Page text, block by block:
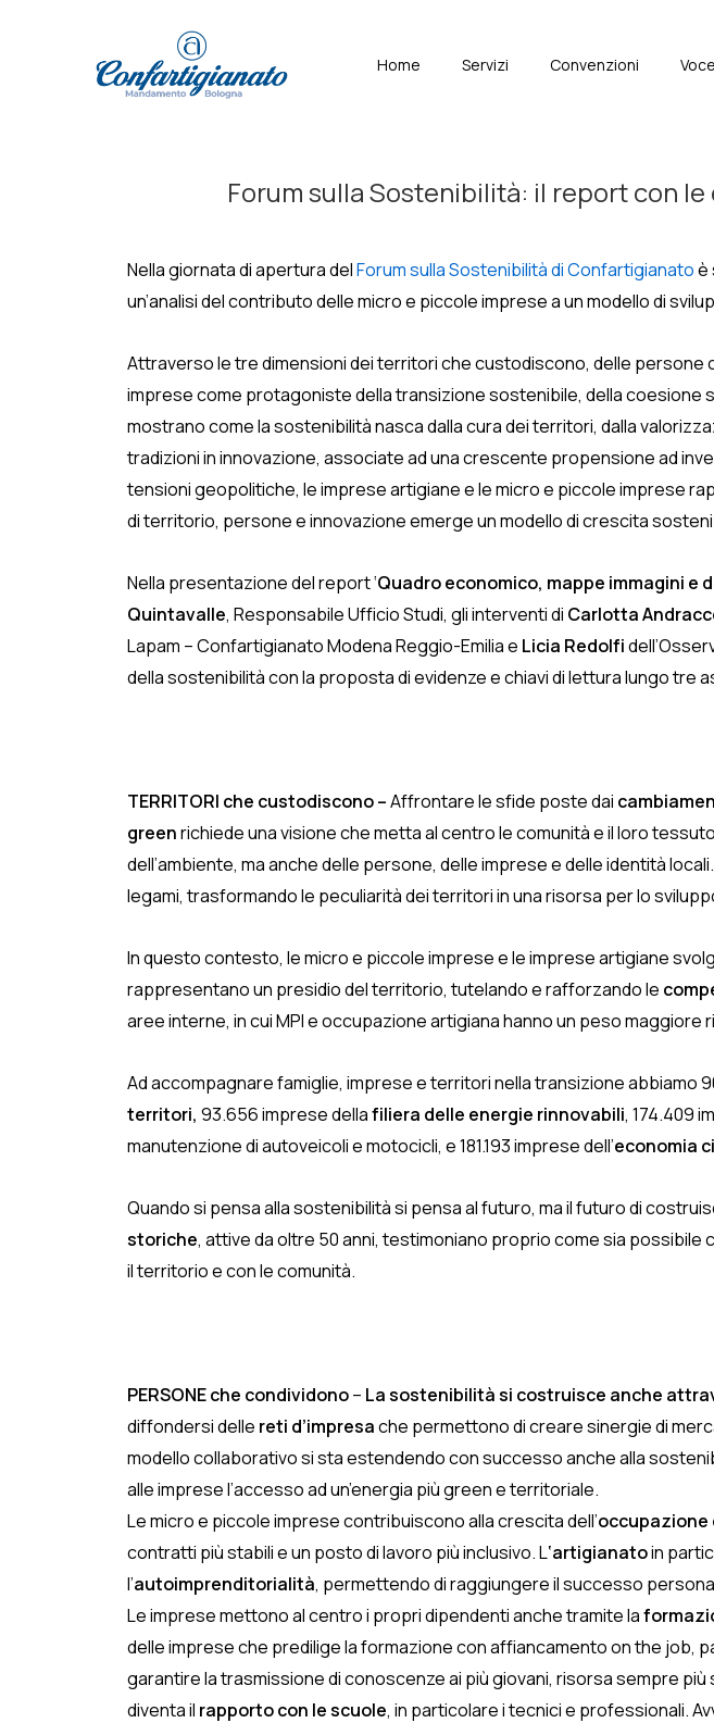
Menù
Home Servizi Convenzioni
Forum sulla Sostenibilità: il report con
Nella giornata di apertura delForum sulla Sostenibilità di Confartigianatoè
un’analisi del contributo delle micro e piccole imprese a un modello di
Attraverso le tre dimensioni dei territori che custodiscono, delle persone
imprese come protagoniste della transizione sostenibile, della coesione
mostrano come la sostenibilità nasca dalla cura dei territori, dalla
tradizioni in innovazione, associate ad una crescente propensione ad
tensioni geopolitiche, le imprese artigiane e le micro e piccole imprese
di territorio, persone e innovazione emerge un modello di crescita
Nella presentazione del report ‘Quadro economico, mappe immagini e
Quintavalle, Responsabile Ufficio Studi, gli interventi di Carlotta
Lapam – Confartigianato Modena Reggio-Emilia e Licia Redolfi
della sostenibilità con la proposta di evidenze e chiavi di lettura lungo
TERRITORI che custodiscono –Affrontare le sfide poste dai
greenrichiede una visione che metta al centro le comunità e il loro
dell’ambiente, ma anche delle persone, delle imprese e delle identità
legami, trasformando le peculiarità dei territori in una risorsa per lo
In questo contesto, le micro e piccole imprese e le imprese artigiane
rappresentano un presidio del territorio, tutelando e rafforzando le
aree interne, in cui MPI e occupazione artigiana hanno un peso maggiore
Ad accompagnare famiglie, imprese e territori nella transizione abbiamo
territori, 93.656 imprese dellafiliera delle energie rinnovabili, 174.409
manutenzione di autoveicoli e motocicli, e 181.193 imprese dell’economia
Quando si pensa alla sostenibilità si pensa al futuro, ma il futuro di
storiche, attive da oltre 50 anni, testimoniano proprio come sia
il territorio e con le comunità.
PERSONE che condividono– La sostenibilità si costruisce anche
diffondersi delle reti d’impresache permettono di creare sinergie di
modello collaborativo si sta estendendo con successo anche alla
alle imprese l’accesso ad un’energia più green e territoriale.
Le micro e piccole imprese contribuiscono alla crescita dell’occupazione
contratti più stabili e un posto di lavoro più inclusivo. L‘artigianatoin
l’autoimprenditorialità, permettendo di raggiungere il successo
Le imprese mettono al centro i propri dipendenti anche tramite la
delle imprese che predilige la formazione con affiancamento on the job,
garantire la trasmissione di conoscenze ai più giovani, risorsa sempre
diventa il rapporto con le scuole, in particolare i tecnici e professionali.